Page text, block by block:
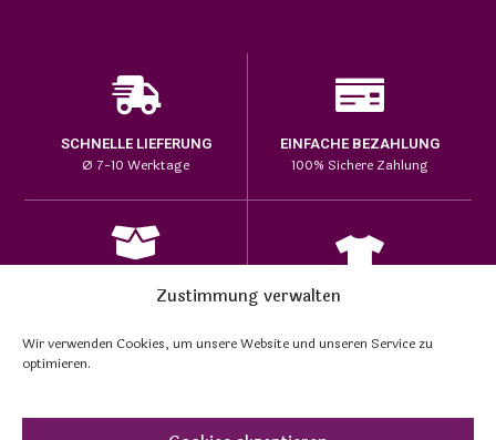
Zustimmung verwalten
Wir verwenden Cookies, um unsere Website und unseren Service zu
optimieren.
SCHNELLE LIEFERUNG
Ø 7-10 Werktage
EINFACHE BEZAHLUNG
100% Sichere Zahlung
HOHE PRODUKTQUALITÄT
Prints
EINZIGARTIGE DESIGNS